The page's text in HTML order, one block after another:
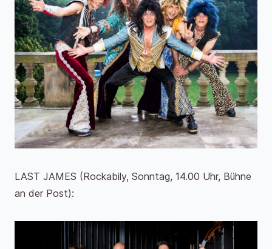
LAST JAMES (Rockabily, Sonntag, 14.00 Uhr, Bühne
an der Post):